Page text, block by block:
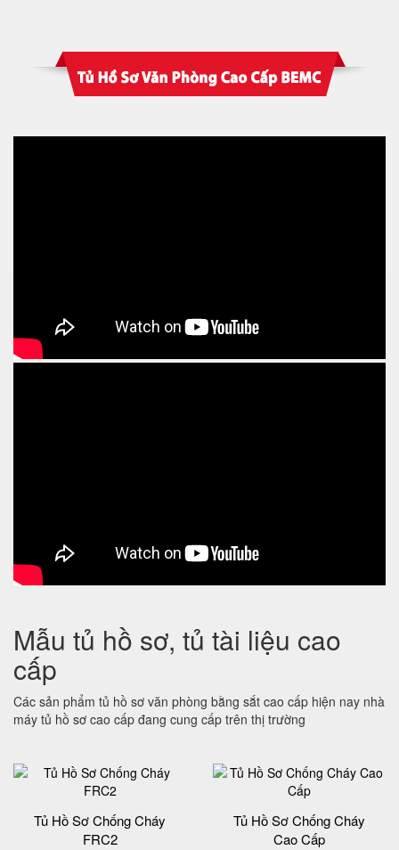
Mẫu tủ hồ sơ, tủ tài liệu cao
cấp
Các sản phẩm tủ hồ sơ văn phòng bằng sắt cao cấp hiện nay nhà
máy tủ hồ sơ cao cấp đang cung cấp trên thị trường
Tủ Hồ Sơ Chống Cháy
FRC2
Tủ Hồ Sơ Chống Cháy
Cao Cấp